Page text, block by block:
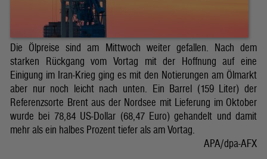
Die Ölpreise sind am Mittwoch weiter gefallen. Nach dem
starken Rückgang vom Vortag mit der Hoffnung auf eine
Einigung im Iran-Krieg ging es mit den Notierungen am Ölmarkt
aber nur noch leicht nach unten. Ein Barrel (159 Liter) der
Referenzsorte Brent aus der Nordsee mit Lieferung im Oktober
wurde bei 78,84 US-Dollar (68,47 Euro) gehandelt und damit
mehr als ein halbes Prozent tiefer als am Vortag.
APA/dpa-AFX